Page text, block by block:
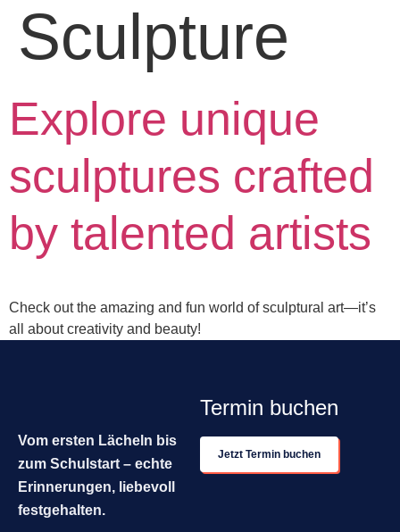
Sculpture
Explore unique
sculptures crafted
by talented artists
Check out the amazing and fun world of sculptural art—it’s
all about creativity and beauty!
Vom ersten Lächeln bis
zum Schulstart – echte
Erinnerungen, liebevoll
festgehalten.
Termin buchen
Jetzt Termin buchen